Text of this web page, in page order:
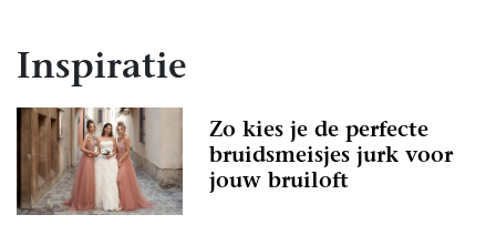
Inspiratie
Zo kies je de perfecte
bruidsmeisjes jurk voor
jouw bruiloft